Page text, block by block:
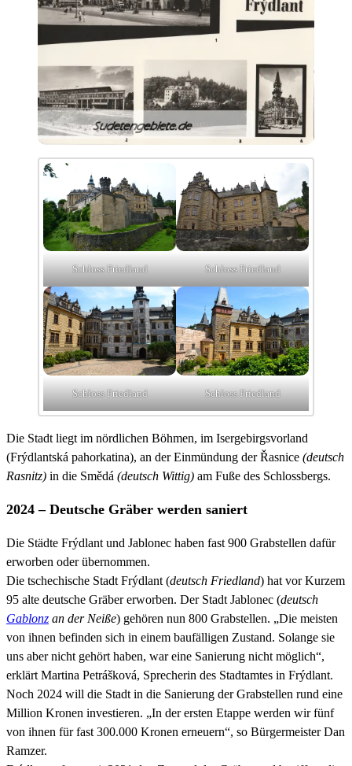
Schloss Friedland Schloss Friedland
Schloss Friedland Schloss Friedland
Die Stadt liegt im nördlichen Böhmen, im Isergebirgsvorland
(Frýdlantská pahorkatina), an der Einmündung der Řasnice (deutsch
Rasnitz) in die Smědá (deutsch Wittig) am Fuße des Schlossbergs.
2024 – Deutsche Gräber werden saniert
Die Städte Frýdlant und Jablonec haben fast 900 Grabstellen dafür
erworben oder übernommen.
Die tschechische Stadt Frýdlant (deutsch Friedland) hat vor Kurzem
95 alte deutsche Gräber erworben. Der Stadt Jablonec (deutsch
Gablonz an der Neiße) gehören nun 800 Grabstellen. „Die meisten
von ihnen befinden sich in einem baufälligen Zustand. Solange sie
uns aber nicht gehört haben, war eine Sanierung nicht möglich“,
erklärt Martina Petrášková, Sprecherin des Stadtamtes in Frýdlant.
Noch 2024 will die Stadt in die Sanierung der Grabstellen rund eine
Million Kronen investieren. „In der ersten Etappe werden wir fünf
von ihnen für fast 300.000 Kronen erneuern“, so Bürgermeister Dan
Ramzer.